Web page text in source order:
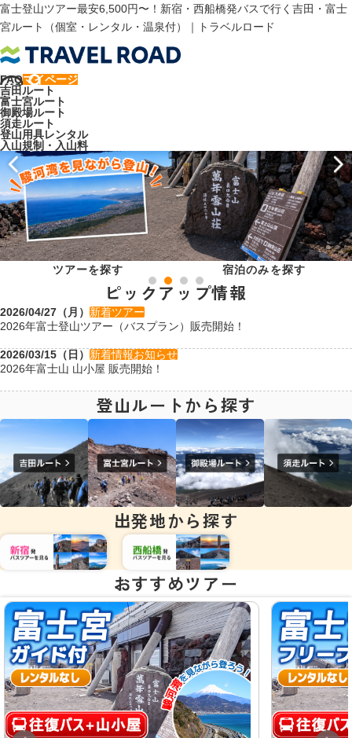
富士登山ツアー最安6,500円〜！新宿・西船橋発バスで行く吉田・富士
宮ルート（個室・レンタル・温泉付）｜トラベルロード
FAQマイページ
吉田ルート
富士宮ルート
御殿場ルート
須走ルート
登山用具レンタル
入山規制・入山料
ツアーを探す 宿泊のみを探す
ピックアップ情報
2026/04/27（月） 新着ツアー
2026年富士登山ツアー（バスプラン）販売開始！
2026/03/15（日） 新着情報お知らせ
2026年富士山 山小屋 販売開始！
登山ルートから探す
出発地から探す
おすすめツアー